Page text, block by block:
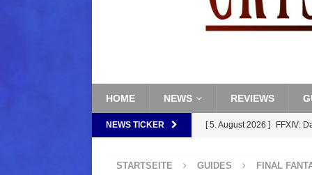
HOME NEWS REVIEWS
NEWS TICKER [ 5. August 2026 ] FFXIV:
FFXIV:
STARTSEITE GUIDES FINAL